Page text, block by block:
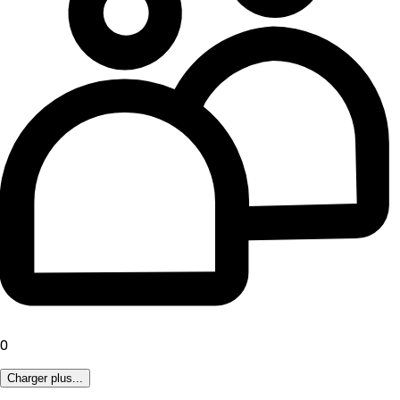
0
Charger plus...